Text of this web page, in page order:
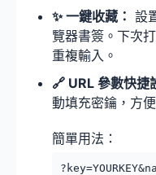
✨ 一鍵收藏： 設
覽器書簽。下次
重複輸入。
🔗 URL 參數快捷
動填充密鑰，方
簡單用法：